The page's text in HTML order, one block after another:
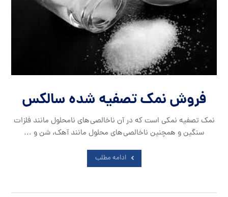
فروش نمک تصفیه شده سالکس
نمک تصفیه نمکی است که در آن ناخالصی های نامحلول مانند فلزات
سنگین و همچنین ناخالصی های محلول مانند آهک، شن و ...
ادامه مطلب